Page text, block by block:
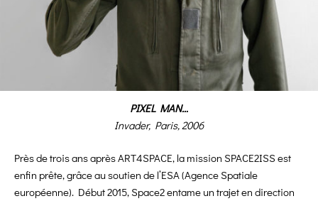
PIXEL MAN…
Invader, Paris, 2006
Près de trois ans après ART4SPACE, la mission SPACE2ISS est
enfin prête, grâce au soutien de l’ESA (Agence Spatiale
européenne). Début 2015, Space2 entame un trajet en direction